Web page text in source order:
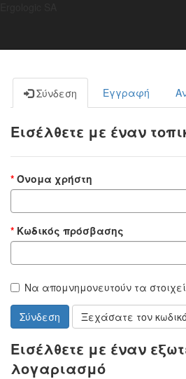
Σύνδεση Εγγραφή
Εισέλθετε με έναν
Όνομα χρήστη
Κωδικός πρόσβασης
Να απομνημονευτούν τα
Σύνδεση Ξεχάσατε τον
Εισέλθετε με έναν
λογαριασμό